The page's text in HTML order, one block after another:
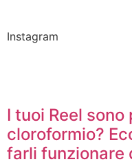
Instagram
I tuoi Reel
cloroformio?
farli funzionare